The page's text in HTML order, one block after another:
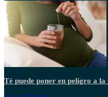
Té puede poner en peligro a